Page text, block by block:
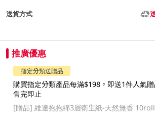
送貨方式
推廣優惠
指定分類送贈品
購買指定分類產品每滿$198，即送1件人氣贈
售完即止
[贈品]維達抱抱綿3層衛生紙-天然無香